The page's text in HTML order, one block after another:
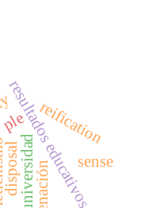
universidad
resultados educativos
disposal
reification
ple
sense